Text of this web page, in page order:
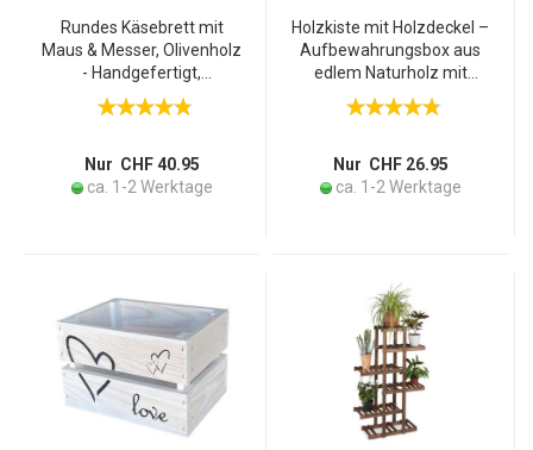
Rundes Käsebrett mit
Maus & Messer, Olivenholz
- Handgefertigt,
schnittfest, antibakteriell -
Ideal als Brotzeitbrett,
Frühstücksbrett, Geschenk
Nur CHF 40.95
ca. 1-2 Werktage
Holzkiste mit Holzdeckel –
Aufbewahrungsbox aus
edlem Naturholz mit
Scharnierdeckel und
Griffen – 30x40x22cm –
Zuhause
Nur CHF 26.95
ca. 1-2 Werktage